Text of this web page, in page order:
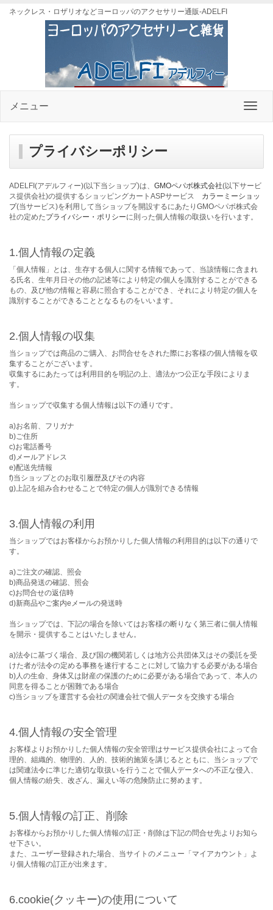
ネックレス・ロザリオなどヨーロッパのアクセサリー通販-ADELFI
メニュー
プライバシーポリシー
ADELFI(アデルフィー)(以下当ショップ)は、 GMOペパボ株式会社(以下サービ
ス提供会社)の提供するショッピングカートASPサービス カラーミーショッ
プ(当サービス)を利用して当ショップを開設するにあたりGMOペパボ株式会
社の定めたプライバシー・ポリシーに則った個人情報の取扱いを行います。
1.個人情報の定義
「個人情報」とは、生存する個人に関する情報であって、当該情報に含まれ
る氏名、生年月日その他の記述等により特定の個人を識別することができる
もの、及び他の情報と容易に照合することができ、それにより特定の個人を
識別することができることとなるものをいいます。
2.個人情報の収集
当ショップでは商品のご購入、お問合せをされた際にお客様の個人情報を収
集することがございます。
収集するにあたっては利用目的を明記の上、適法かつ公正な手段によりま
す。
当ショップで収集する個人情報は以下の通りです。
a)お名前、フリガナ
b)ご住所
c)お電話番号
d)メールアドレス
e)配送先情報
f)当ショップとのお取引履歴及びその内容
g)上記を組み合わせることで特定の個人が識別できる情報
3.個人情報の利用
当ショップではお客様からお預かりした個人情報の利用目的は以下の通りで
す。
a)ご注文の確認、照会
b)商品発送の確認、照会
c)お問合せの返信時
d)新商品やご案内eメールの発送時
当ショップでは、下記の場合を除いてはお客様の断りなく第三者に個人情報
を開示・提供することはいたしません。
a)法令に基づく場合、及び国の機関若しくは地方公共団体又はその委託を受
けた者が法令の定める事務を遂行することに対して協力する必要がある場合
b)人の生命、身体又は財産の保護のために必要がある場合であって、本人の
同意を得ることが困難である場合
c)当ショップを運営する会社の関連会社で個人データを交換する場合
4.個人情報の安全管理
お客様よりお預かりした個人情報の安全管理はサービス提供会社によって合
理的、組織的、物理的、人的、技術的施策を講じるとともに、当ショップで
は関連法令に準じた適切な取扱いを行うことで個人データへの不正な侵入、
個人情報の紛失、改ざん、漏えい等の危険防止に努めます。
5.個人情報の訂正、削除
お客様からお預かりした個人情報の訂正・削除は下記の問合せ先よりお知ら
せ下さい。
また、ユーザー登録された場合、当サイトのメニュー「マイアカウント」よ
り個人情報の訂正が出来ます。
6.cookie(クッキー)の使用について